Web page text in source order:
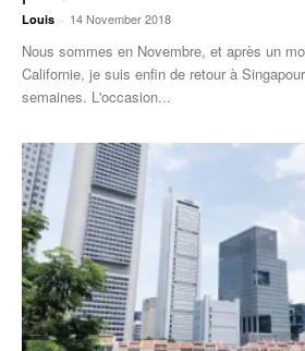
Louis - 14 November 2018
Nous sommes en Novembre, et après un
Californie, je suis enfin de retour à
semaines. L'occasion...